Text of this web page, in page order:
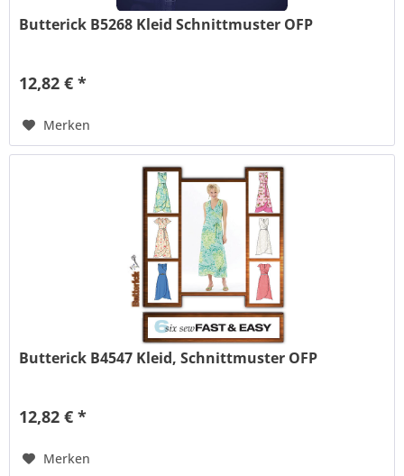
Butterick B5268 Kleid Schnittmuster OFP
12,82 € *
Merken
Butterick B4547 Kleid, Schnittmuster OFP
12,82 € *
Merken